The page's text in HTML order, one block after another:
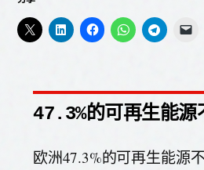
47.3%的可再生能源
欧洲47.3%的可再生能源